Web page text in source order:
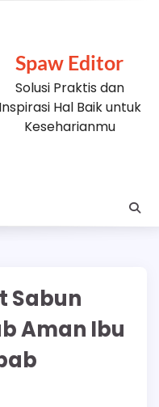
Spaw Editor
Solusi Praktis dan
Inspirasi Hal Baik untuk
Keseharianmu
Sabun
Aman Ibu